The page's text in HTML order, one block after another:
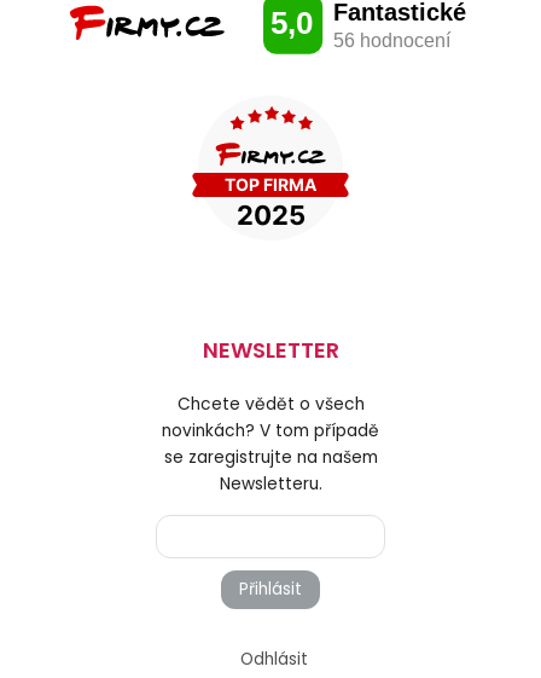
NEWSLETTER
Chcete vědět o všech
novinkách? V tom případě
se zaregistrujte na našem
Newsletteru.
Přihlásit
Odhlásit